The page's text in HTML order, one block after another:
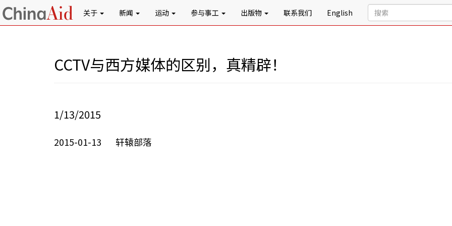
关于 新闻 运动 参与事工 出版物 联系我们 English
CCTV与西方媒体的区别，真精辟！
1/13/2015
2015-01-13 轩辕部落